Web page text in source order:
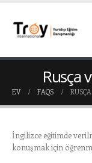
Rusça
EV FAQS
İngilizce eğitimde
konuşmak için